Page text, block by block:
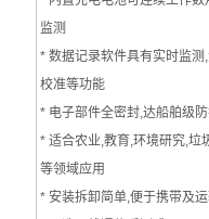
分光光度计/比色计
BOD测定仪
单参数离子浓度计
COD测定仪
监测
* 数据记录软件具有实时监
校准等功能
* 电子部件全密封,达船舶级
* 适合农业,教育,环境研究,垃
等领域应用
* 安装拆卸简单,便于携带及